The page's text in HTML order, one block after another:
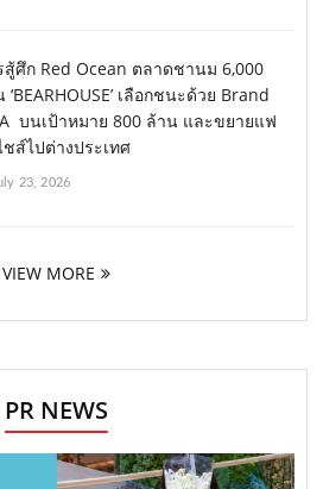
สู้ศึก Red Ocean ตลาดชานม 6,000
‘BEARHOUSE’ เลือกชนะด้วย Brand
บนเป้าหมาย 800 ล้าน และขยายแฟ
ส์ไปต่างประเทศ
23, 2026
VIEW MORE
PR NEWS